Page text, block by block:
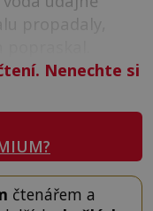
propadaly,
Nenechte si
čtenářem a